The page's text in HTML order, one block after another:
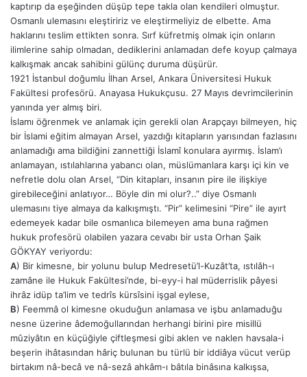
kaptırıp da eşeğinden düşüp tepe takla olan kendileri olmuştur.
Osmanlı ulemasını eleştiririz ve eleştirmeliyiz de elbette. Ama
haklarını teslim ettikten sonra. Sırf küfretmiş olmak için onların
ilimlerine sahip olmadan, dediklerini anlamadan defe koyup çalmaya
kalkışmak ancak sahibini gülünç duruma düşürür.
1921 İstanbul doğumlu İlhan Arsel, Ankara Üniversitesi Hukuk
Fakültesi profesörü. Anayasa Hukukçusu. 27 Mayıs devrimcilerinin
yanında yer almış biri.
İslamı öğrenmek ve anlamak için gerekli olan Arapçayı bilmeyen, hiç
bir İslami eğitim almayan Arsel, yazdığı kitapların yarısından fazlasını
anlamadığı ama bildiğini zannettiği İslamî konulara ayırmış. İslam’ı
anlamayan, ıstılahlarına yabancı olan, müslümanlara karşı içi kin ve
nefretle dolu olan Arsel, “Din kitapları, insanın pire ile ilişkiye
girebileceğini anlatıyor… Böyle din mi olur?..” diye Osmanlı
ulemasını tiye almaya da kalkışmıştı. “Pir” kelimesini “Pire” ile ayırt
edemeyek kadar bile osmanlıca bilemeyen ama buna rağmen
hukuk profesörü olabilen yazara cevabı bir usta Orhan Şaik
GÖKYAY veriyordu:
A) Bir kimesne, bir yolunu bulup Medresetü’l-Kuzât’ta, ıstılâh-ı
zamâne ile Hukuk Fakültesi’nde, bi-eyy-i hal müderrislik pâyesi
ihrâz idüp ta’lim ve tedrîs kürsîsini işgal eylese,
B) Feemmâ ol kimesne okuduğun anlamasa ve işbu anlamaduğu
nesne üzerine âdemoğullarından herhangi birini pire misillü
mûziyâtın en küçüğiyle çiftleşmesi gibi aklen ve naklen havsala-i
beşerin ihâtasından hâriç bulunan bu türlü bir iddiâya vücut verüp
birtakım nâ-becâ ve nâ-sezâ ahkâm-ı bâtıla binâsına kalkışsa,